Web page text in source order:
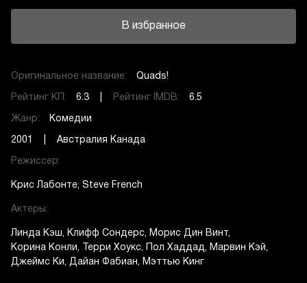
В избранное
Оригинальное название: Quads!
Рейтинг КП: 6.3 | Рейтинг IMDB: 6.5
Жанр: Комедии
2001 | Австралия Канада
Режиссер:
Крис Лабонте Steve French
Актеры:
Линда Кэш Клифф Сондерс
Морис Дин Винт
Корина Конли
Терри Хоукс Пол Хаддад
Марвин Кэй
Джеймс Ки
Дайан Фабиан Мэттью Кинг